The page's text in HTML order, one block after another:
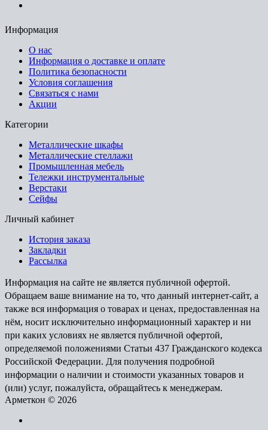
Информация
О нас
Информация о доставке и оплате
Политика безопасности
Условия соглашения
Связаться с нами
Акции
Категории
Металлические шкафы
Металлические стеллажи
Промышленная мебель
Тележки инструментальные
Верстаки
Сейфы
Личный кабинет
История заказа
Закладки
Рассылка
Информация на сайте не является публичной офертой.
Обращаем ваше внимание на то, что данный интернет-сайт, а
также вся информация о товарах и ценах, предоставленная на
нём, носит исключительно информационный характер и ни
при каких условиях не является публичной офертой,
определяемой положениями Статьи 437 Гражданского кодекса
Российской Федерации. Для получения подробной
информации о наличии и стоимости указанных товаров и
(или) услуг, пожалуйста, обращайтесь к менеджерам.
Арметкон © 2026